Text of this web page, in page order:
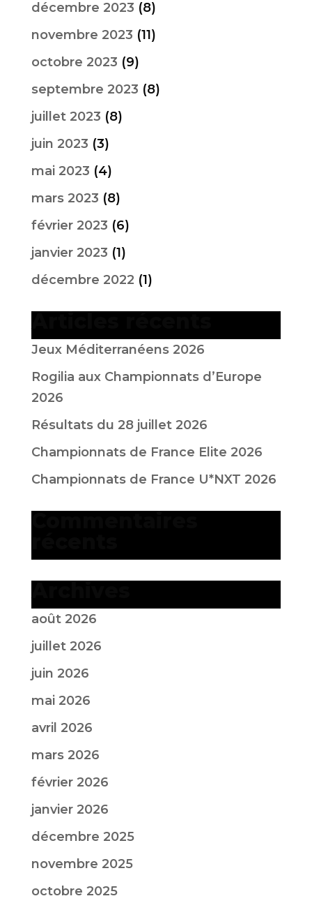
décembre 2023 (8)
novembre 2023 (11)
octobre 2023 (9)
septembre 2023 (8)
juillet 2023 (8)
juin 2023 (3)
mai 2023 (4)
mars 2023 (8)
février 2023 (6)
janvier 2023 (1)
décembre 2022 (1)
Articles récents
Jeux Méditerranéens 2026
Rogilia aux Championnats d’Europe
2026
Résultats du 28 juillet 2026
Championnats de France Elite 2026
Championnats de France U*NXT 2026
Archives
août 2026
juillet 2026
juin 2026
mai 2026
avril 2026
mars 2026
février 2026
janvier 2026
décembre 2025
novembre 2025
octobre 2025